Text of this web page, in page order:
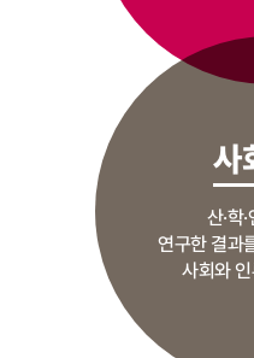
사
산·학
연구한 결과
사회와